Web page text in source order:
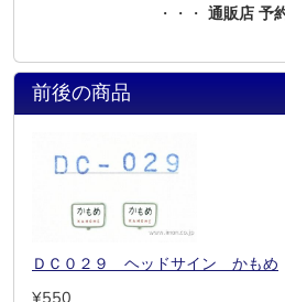
・・・ 通販店 予
前後の商品
ＤＣ０２９ ヘッドサイン かもめ
¥550